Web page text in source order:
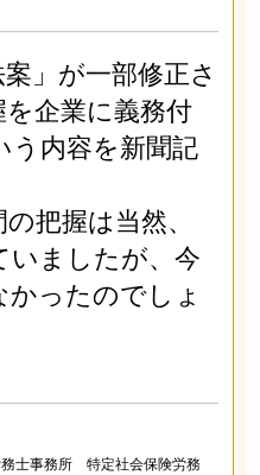
案」が一部修正さ
企業に義務付
う内容を新聞記
把握は当然、
いましたが、今
かったのでしょ
務士事務所 特定社会保険労務